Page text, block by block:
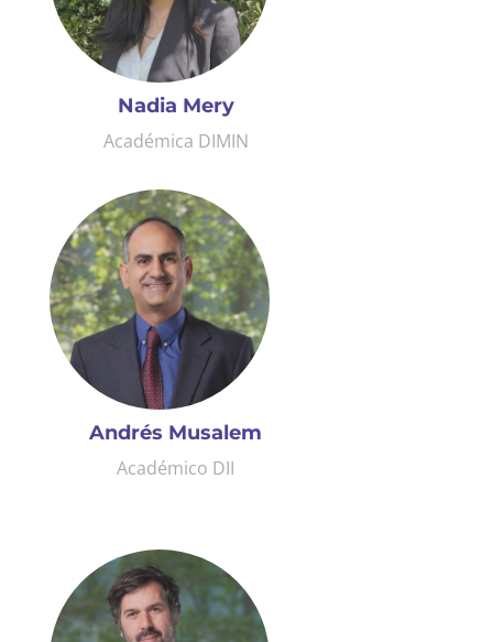
Nadia Mery
Académica DIMIN
Andrés Musalem
Académico DII